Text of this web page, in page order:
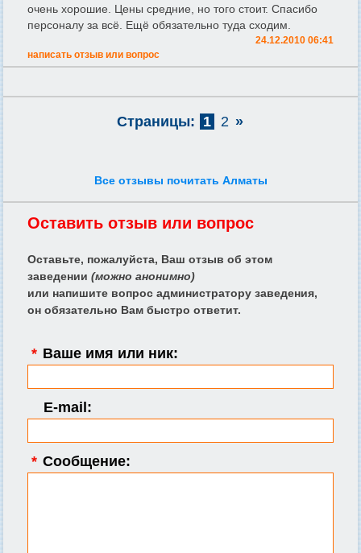
очень хорошие. Цены средние, но того стоит. Спасибо
персоналу за всё. Ещё обязательно туда сходим.
24.12.2010 06:41
написать отзыв или вопрос
Страницы: 1 2 »
Все отзывы почитать Алматы
Оставить отзыв или вопрос
Оставьте, пожалуйста, Ваш отзыв об этом
заведении (можно анонимно)
или напишите вопрос администратору заведения,
он обязательно Вам быстро ответит.
* Ваше имя или ник:
E-mail:
* Сообщение: